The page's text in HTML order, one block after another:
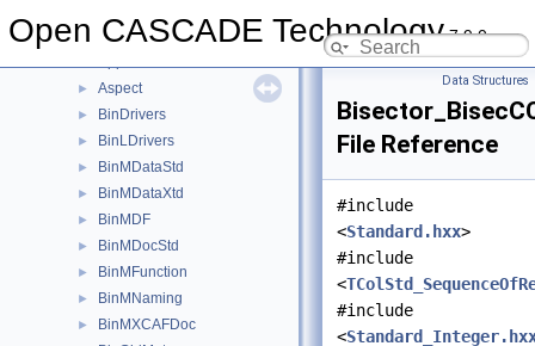
Open CASCADE Technology7.9.0
AppStd
► Aspect
► BinDrivers
► BinLDrivers
► BinMDataStd
► BinMDataXtd
► BinMDF
► BinMDocStd
► BinMFunction
► BinMNaming
► BinMXCAFDoc
Data Structures
File Reference
#include
<Standard.hxx>
#include
<
#include
<